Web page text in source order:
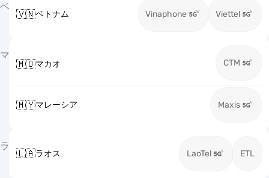
ベ
🇻🇳ベトナム Vinaphone Viettel
マ
🇲🇴マカオ CTM
🇲🇾マレーシア Maxis
ラ
🇱🇦ラオス LaoTel ETL